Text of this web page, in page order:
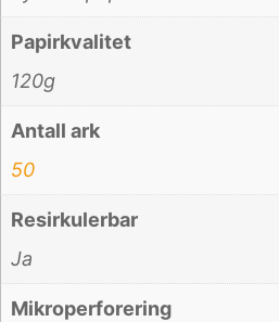
Papirkvalitet
120g
Antall ark
50
Resirkulerbar
Ja
Mikroperforering